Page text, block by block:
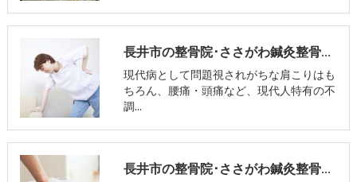
長井市の整骨院･ささがわ鍼灸整骨院の評判
現代病として問題視されがちな肩こりはも
ちろん、腰痛・頭痛など、現代人特有の不
調…
長井市の整骨院･ささがわ鍼灸整骨院のお客様の声